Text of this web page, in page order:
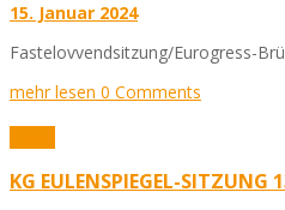
15. Januar 2024
Fastelovvendsitzung/Eurogress-
mehr lesen 0 Comments
KG EULENSPIEGEL-SITZUNG